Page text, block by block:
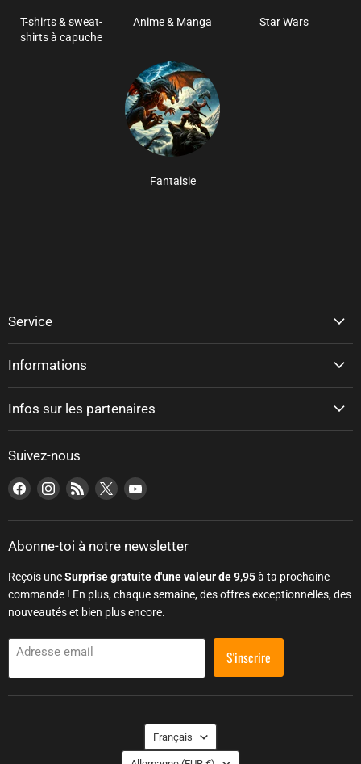
T-shirts & sweat-
shirts à capuche
Anime & Manga Star Wars
Fantaisie
Service
Informations
Infos sur les partenaires
Suivez-nous
Trouvez-nous sur Facebook
Trouvez-nous sur Instagram
Trouvez-nous sur RSS
Trouvez-nous sur X
Trouvez-nous sur YouTube
Abonne-toi à notre newsletter
Reçois uneSurprise gratuite d'une valeur de 9,95à ta prochaine
commande ! En plus, chaque semaine, des offres exceptionnelles, des
nouveautés et bien plus encore.
Adresse email S'inscrire
Sprache
Français
Land